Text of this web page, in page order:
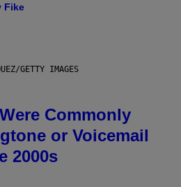
Fike
GETTY IMAGES
Commonly
or Voicemail
2000s